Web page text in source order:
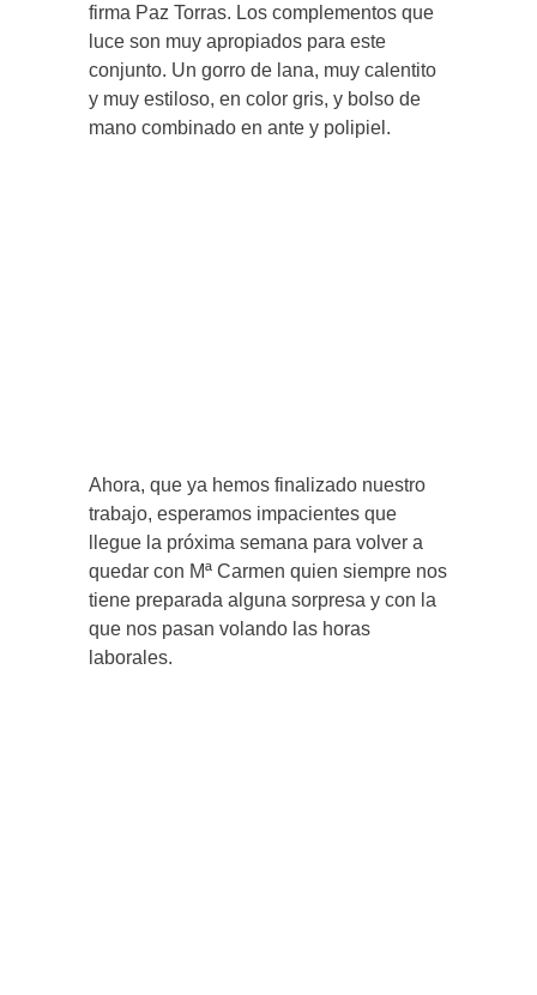
firma Paz Torras. Los complementos que
luce son muy apropiados para este
conjunto. Un gorro de lana, muy calentito
y muy estiloso, en color gris, y bolso de
mano combinado en ante y polipiel.
Ahora, que ya hemos finalizado nuestro
trabajo, esperamos impacientes que
llegue la próxima semana para volver a
quedar con Mª Carmen quien siempre nos
tiene preparada alguna sorpresa y con la
que nos pasan volando las horas
laborales.